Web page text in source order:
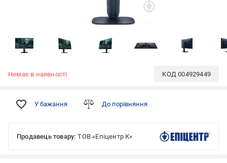
Немає в наявності КОД004929449
У бажання До порівняння
Продавець товару: ТОВ «Епіцентр К»